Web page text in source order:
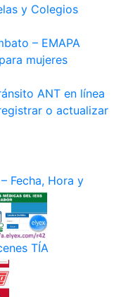
y Colegios
– EMAPA
mujeres
ANT en línea
o actualizar
Fecha, Hora y
TÍA